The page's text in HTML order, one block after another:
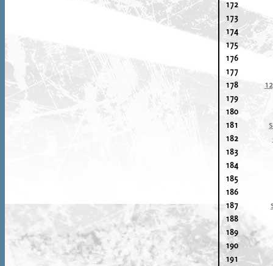
172
173
174
175
176
177
178
179
180
181
182
183
184
185
186
187
188
189
190
191